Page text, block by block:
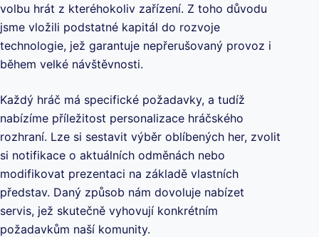
volbu hrát z kteréhokoliv zařízení. Z toho důvodu
jsme vložili podstatné kapitál do rozvoje
technologie, jež garantuje nepřerušovaný provoz i
během velké návštěvnosti.
Každý hráč má specifické požadavky, a tudíž
nabízíme příležitost personalizace hráčského
rozhraní. Lze si sestavit výběr oblíbených her, zvolit
si notifikace o aktuálních odměnách nebo
modifikovat prezentaci na základě vlastních
představ. Daný způsob nám dovoluje nabízet
servis, jež skutečně vyhovují konkrétním
požadavkům naší komunity.